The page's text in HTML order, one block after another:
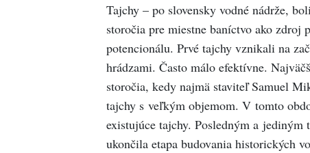
Tajchy – po slovensky vodné nádrže,
storočia pre miestne baníctvo ako zdroj
potencionálu. Prvé tajchy vznikali na
hrádzami. Často málo efektívne.
storočia, kedy najmä staviteľ Samuel
tajchy s veľkým objemom. V tomto
existujúce tajchy. Posledným a
ukončila etapa budovania historických